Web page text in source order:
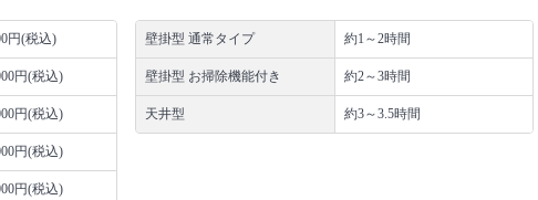
円(税込)
円(税込)
円(税込)
円(税込)
円(税込)
壁掛型 通常タイプ 約1～2時間
壁掛型 お掃除機能付き 約2～3時間
天井型 約3～3.5時間